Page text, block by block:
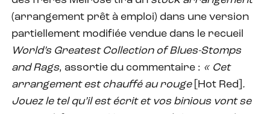
(arrangement prêt à emploi) dans une version
partiellement modifiée vendue dans le recueil
World’s Greatest Collection of Blues-Stomps
and Rags, assortie du commentaire : « Cet
arrangement est chauffé au rouge [Hot Red] .
Jouez le tel qu’il est écrit et vos binious vont se